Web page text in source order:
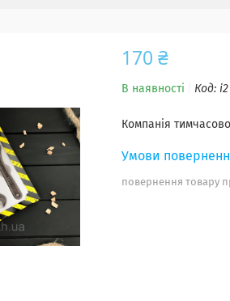
170 ₴
В наявності Код: i2
Компанія
повернення товару